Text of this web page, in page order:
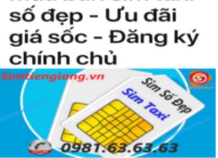
người khác cũng sẽ biết được vị trí của bạn trong xã hội là như thế
nào rồi?